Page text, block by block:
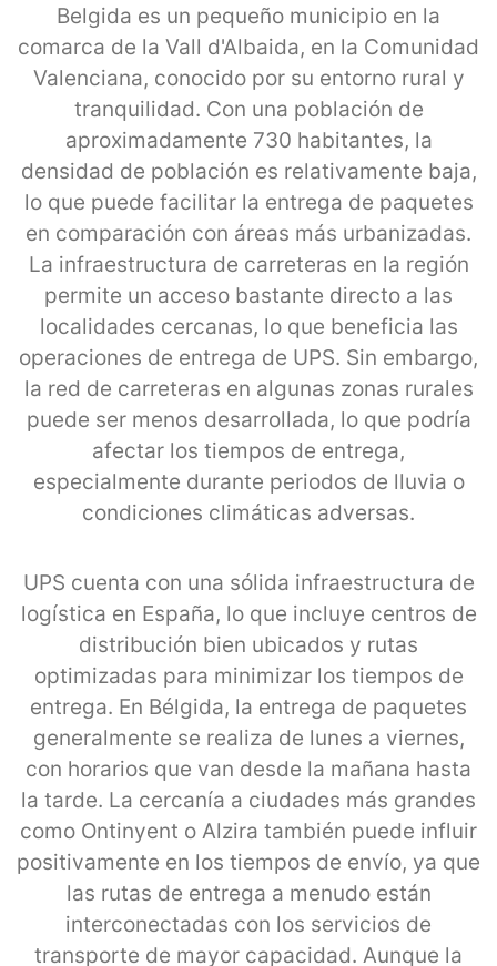
Belgida es un pequeño municipio en la
comarca de la Vall d'Albaida, en la Comunidad
Valenciana, conocido por su entorno rural y
tranquilidad. Con una población de
aproximadamente 730 habitantes, la
densidad de población es relativamente baja,
lo que puede facilitar la entrega de paquetes
en comparación con áreas más urbanizadas.
La infraestructura de carreteras en la región
permite un acceso bastante directo a las
localidades cercanas, lo que beneficia las
operaciones de entrega de UPS. Sin embargo,
la red de carreteras en algunas zonas rurales
puede ser menos desarrollada, lo que podría
afectar los tiempos de entrega,
especialmente durante periodos de lluvia o
condiciones climáticas adversas.
UPS cuenta con una sólida infraestructura de
logística en España, lo que incluye centros de
distribución bien ubicados y rutas
optimizadas para minimizar los tiempos de
entrega. En Bélgida, la entrega de paquetes
generalmente se realiza de lunes a viernes,
con horarios que van desde la mañana hasta
la tarde. La cercanía a ciudades más grandes
como Ontinyent o Alzira también puede influir
positivamente en los tiempos de envío, ya que
las rutas de entrega a menudo están
interconectadas con los servicios de
transporte de mayor capacidad. Aunque la